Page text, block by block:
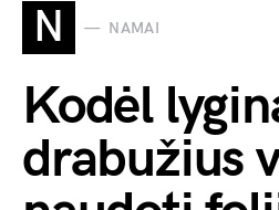
N NAMAI
Kodėl
drabužius